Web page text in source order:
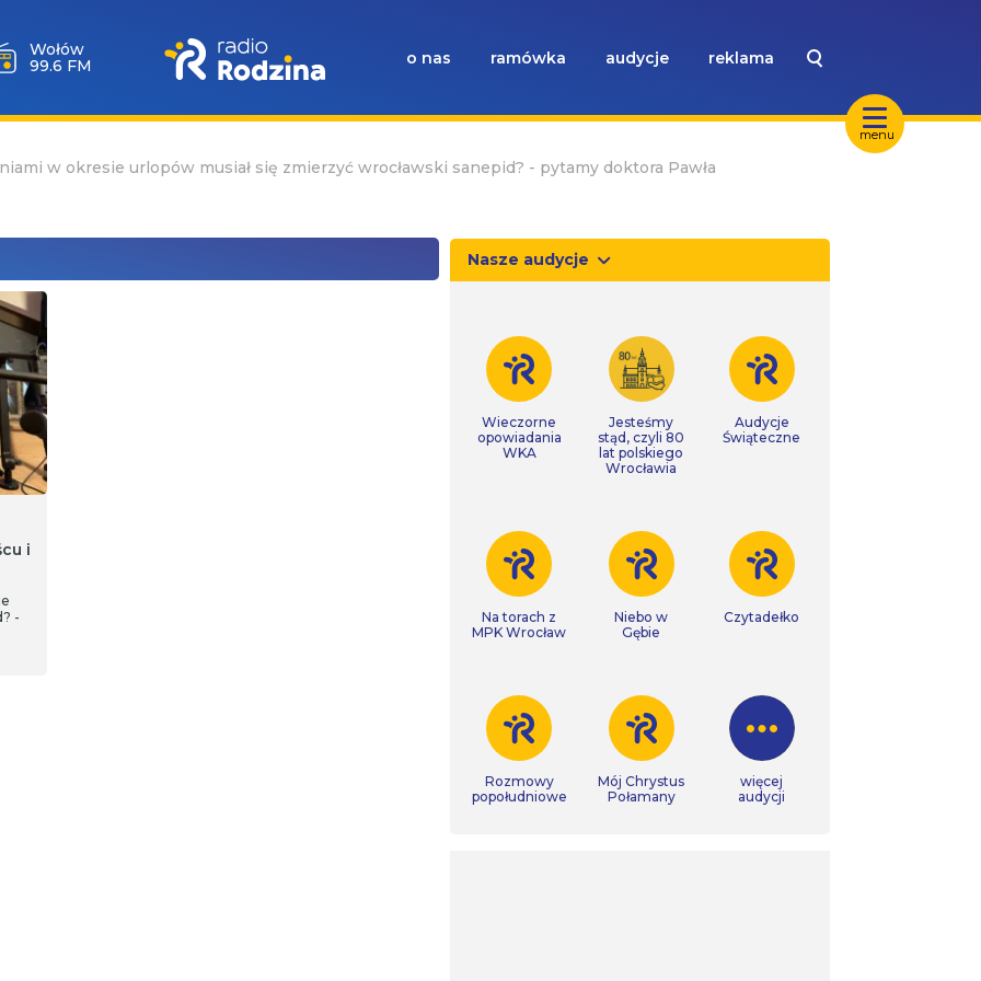
menu
Wołów
99.6 FM
o nas ramówka audycje reklama
w okresie urlopów musiał się zmierzyć wrocławski sanepid? - pytamy doktora Pawła
i
-
Nasze audycje
Wieczorne
opowiadania
WKA
Jesteśmy
stąd, czyli 80
lat polskiego
Wrocławia
Audycje
Świąteczne
Na torach z
MPK Wrocław
Niebo w
Gębie
Czytadełko
Rozmowy
popołudniowe
Mój Chrystus
Połamany
więcej
audycji